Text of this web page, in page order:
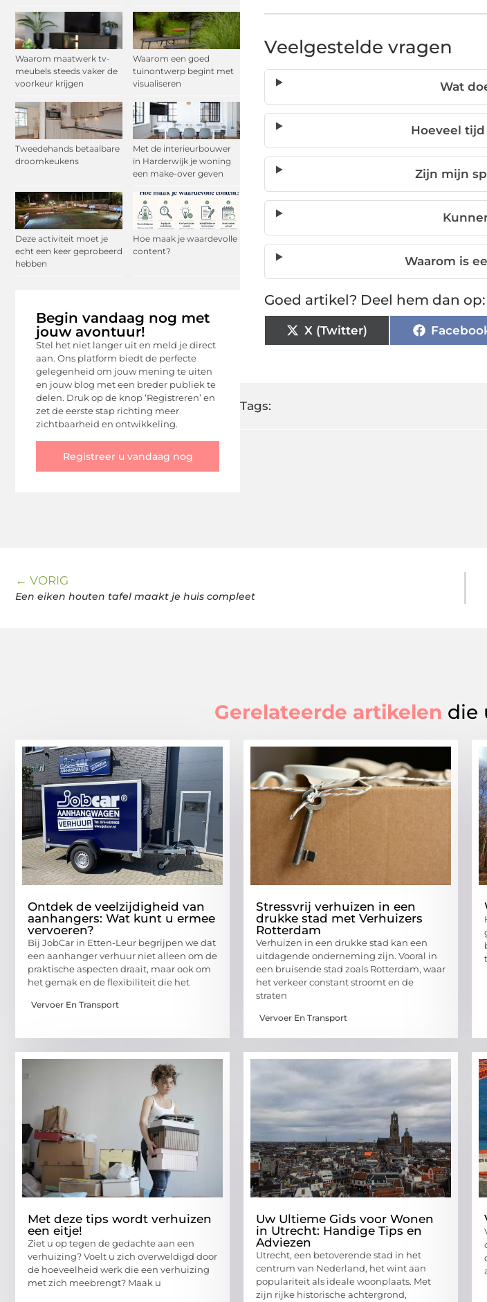
Waarom maatwerk tv-
meubels steeds vaker de
voorkeur krijgen
Waarom een goed
tuinontwerp begint met
visualiseren
Tweedehands betaalbare
droomkeukens
Met de interieurbouwer
in Harderwijk je woning
een make-over geven
Deze activiteit moet je
echt een keer geprobeerd
hebben
Hoe maak je waardevolle
content?
Begin vandaag nog met
jouw avontuur!
Stel het niet langer uit en meld je direct
aan. Ons platform biedt de perfecte
gelegenheid om jouw mening te uiten
en jouw blog met een breder publiek te
delen. Druk op de knop ‘Registreren’ en
zet de eerste stap richting meer
zichtbaarheid en ontwikkeling.
Registreer u vandaag nog
Veelgestelde vragen
Wat
Hoeveel
Zijn mijn
Waarom is
Goed artikel? Deel hem dan op:
X (Twitter)
Tags:
← VORIG
Een eiken houten tafel maakt je huis compleet
Gerelateerde artikelen die
Ontdek de veelzijdigheid van
aanhangers: Wat kunt u ermee
vervoeren?
Bij JobCar in Etten-Leur begrijpen we dat
een aanhanger verhuur niet alleen om de
praktische aspecten draait, maar ook om
het gemak en de flexibiliteit die het
Vervoer En Transport
Stressvrij verhuizen in een
drukke stad met Verhuizers
Rotterdam
Verhuizen in een drukke stad kan een
uitdagende onderneming zijn. Vooral in
een bruisende stad zoals Rotterdam, waar
het verkeer constant stroomt en de
straten
Vervoer En Transport
Met deze tips wordt verhuizen
een eitje!
Ziet u op tegen de gedachte aan een
verhuizing? Voelt u zich overweldigd door
de hoeveelheid werk die een verhuizing
met zich meebrengt? Maak u
Uw Ultieme Gids voor Wonen
in Utrecht: Handige Tips en
Adviezen
Utrecht, een betoverende stad in het
centrum van Nederland, het wint aan
populariteit als ideale woonplaats. Met
zijn rijke historische achtergrond,